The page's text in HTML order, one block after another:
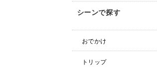
シーンで探す
おでかけ
トリップ